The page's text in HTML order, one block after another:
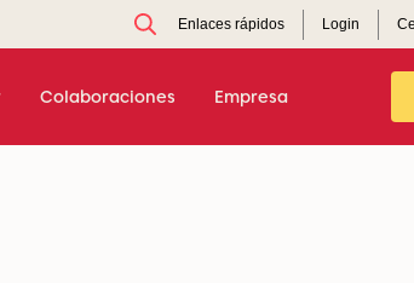
Enlaces rápidos Login
Colaboraciones Empresa